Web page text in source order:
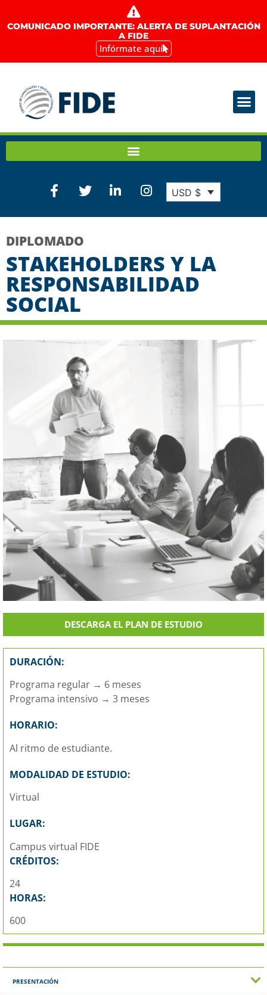
COMUNICADO IMPORTANTE: ALERTA DE SUPLANTACIÓN
A FIDE
Infórmate aquí
USD $
DIPLOMADO
STAKEHOLDERS Y LA
RESPONSABILIDAD
SOCIAL
DESCARGA EL PLAN DE ESTUDIO
DURACIÓN:
Programa regular → 6 meses
Programa intensivo → 3 meses
HORARIO:
Al ritmo de estudiante.
MODALIDAD DE ESTUDIO:
Virtual
LUGAR:
Campus virtual FIDE
CRÉDITOS:
24
HORAS:
600
PRESENTACIÓN